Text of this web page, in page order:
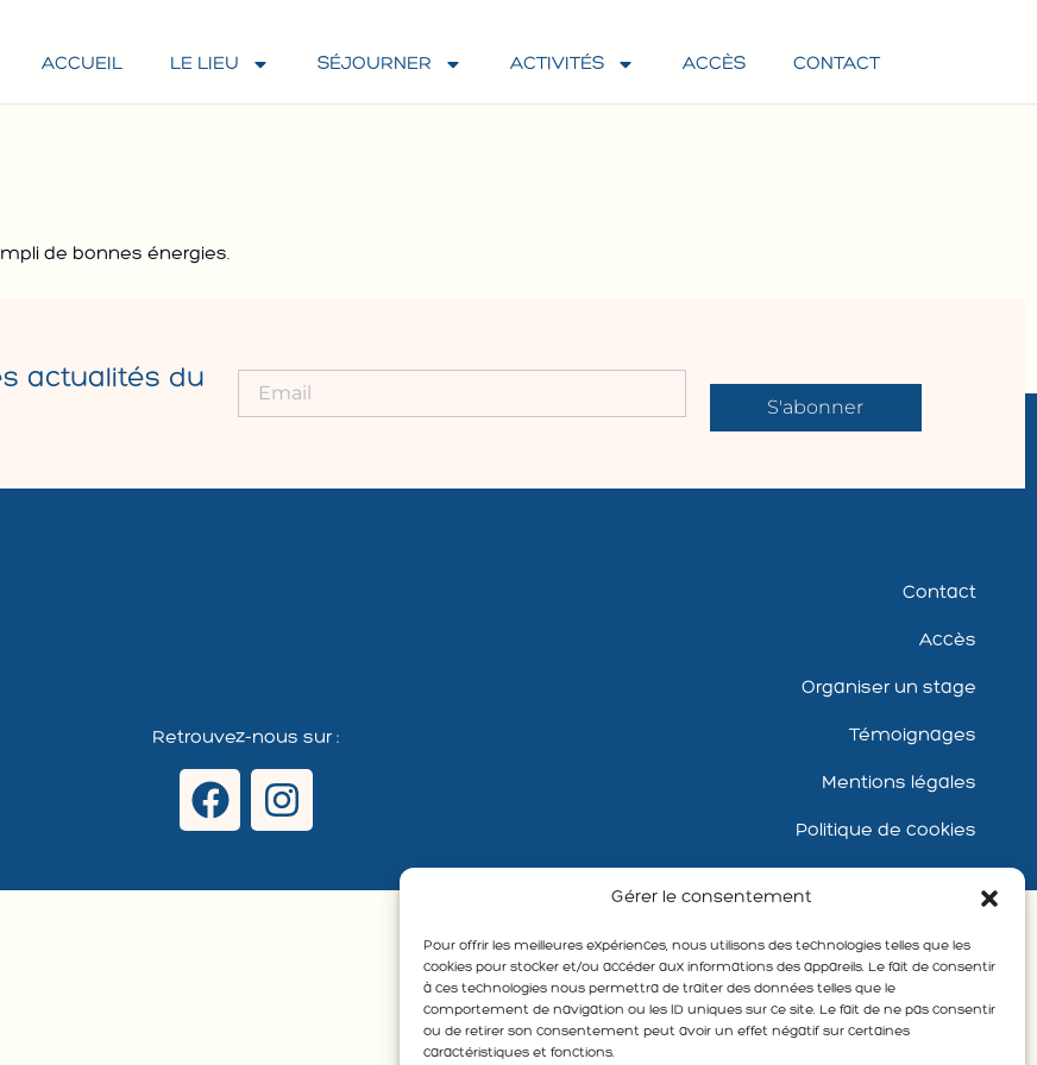
Gérer le consentement
Pour offrir les meilleures expériences, nous utilisons des technologies telles que les
cookies pour stocker et/ou accéder aux informations des appareils. Le fait de consentir
à ces technologies nous permettra de traiter des données telles que le
comportement de navigation ou les ID uniques sur ce site. Le fait de ne pas consentir
ou de retirer son consentement peut avoir un effet négatif sur certaines
caractéristiques et fonctions.
ACCUEIL LE LIEU SÉJOURNER ACTIVITÉS ACCÈS CONTACT
de bonnes énergies.
actualités du
S'abonner
Retrouvez-nous sur :
Contact
Accès
Organiser un stage
Témoignages
Mentions légales
Politique de cookies